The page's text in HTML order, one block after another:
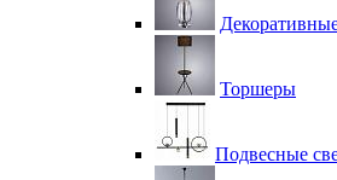
Торшеры
Подвесные